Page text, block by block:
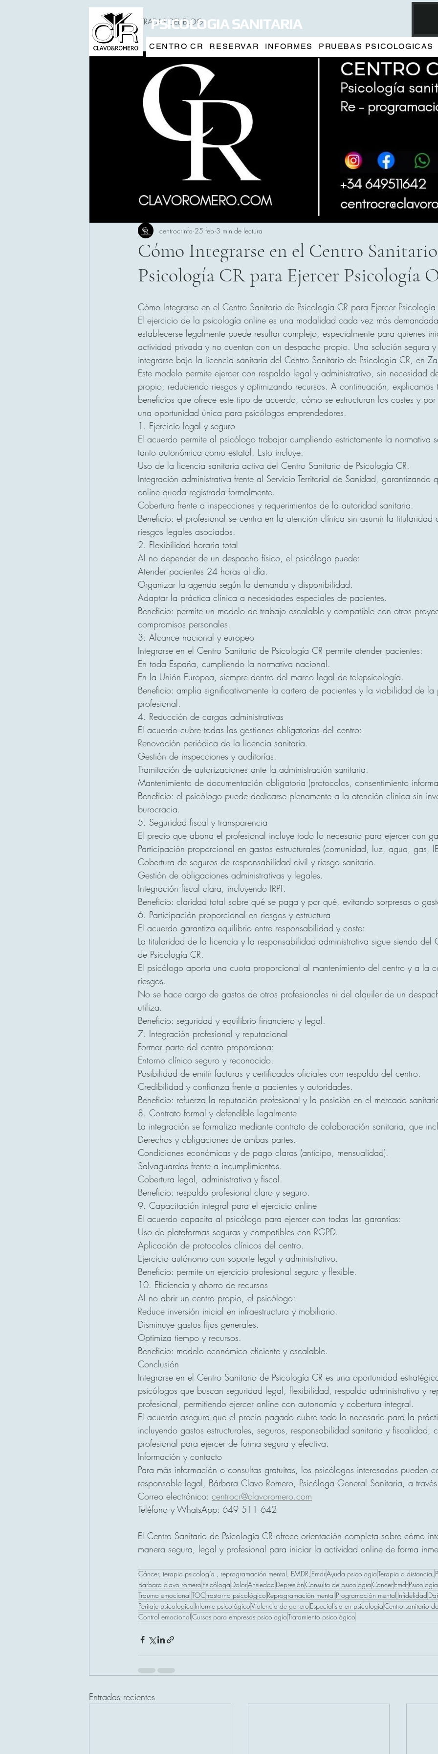
TODAS LAS ENTRADAS DEL BLOG
Cómo Integrarse en el Centro
Psicología CR para Ejercer Psicología
centrocrinfo 25 feb 3 min de lectura
Cómo Integrarse en el Centro Sanitario de Psicología CR para Ejercer
El ejercicio de la psicología online es una modalidad cada vez más
establecerse legalmente puede resultar complejo, especialmente para quienes
actividad privada y no cuentan con un despacho propio. Una solución segura y
integrarse bajo la licencia sanitaria del Centro Sanitario de Psicología CR, en
Este modelo permite ejercer con respaldo legal y administrativo, sin necesidad
propio, reduciendo riesgos y optimizando recursos. A continuación, explicamos
beneficios que ofrece este tipo de acuerdo, cómo se estructuran los costes y por
una oportunidad única para psicólogos emprendedores.
1. Ejercicio legal y seguro
El acuerdo permite al psicólogo trabajar cumpliendo estrictamente la normativa
tanto autonómica como estatal. Esto incluye:
Uso de la licencia sanitaria activa del Centro Sanitario de Psicología CR.
Integración administrativa frente al Servicio Territorial de Sanidad, garantizando
online queda registrada formalmente.
Cobertura frente a inspecciones y requerimientos de la autoridad sanitaria.
Beneficio: el profesional se centra en la atención clínica sin asumir la titularidad
riesgos legales asociados.
2. Flexibilidad horaria total
Al no depender de un despacho físico, el psicólogo puede:
Atender pacientes 24 horas al día.
Organizar la agenda según la demanda y disponibilidad.
Adaptar la práctica clínica a necesidades especiales de pacientes.
Beneficio: permite un modelo de trabajo escalable y compatible con otros
compromisos personales.
3. Alcance nacional y europeo
Integrarse en el Centro Sanitario de Psicología CR permite atender pacientes:
En toda España, cumpliendo la normativa nacional.
En la Unión Europea, siempre dentro del marco legal de telepsicología.
Beneficio: amplia significativamente la cartera de pacientes y la viabilidad de la
profesional.
4. Reducción de cargas administrativas
El acuerdo cubre todas las gestiones obligatorias del centro:
Renovación periódica de la licencia sanitaria.
Gestión de inspecciones y auditorías.
Tramitación de autorizaciones ante la administración sanitaria.
Mantenimiento de documentación obligatoria (protocolos, consentimiento
Beneficio: el psicólogo puede dedicarse plenamente a la atención clínica sin
burocracia.
5. Seguridad fiscal y transparencia
El precio que abona el profesional incluye todo lo necesario para ejercer con
Participación proporcional en gastos estructurales (comunidad, luz, agua, gas,
Cobertura de seguros de responsabilidad civil y riesgo sanitario.
Gestión de obligaciones administrativas y legales.
Integración fiscal clara, incluyendo IRPF.
Beneficio: claridad total sobre qué se paga y por qué, evitando sorpresas o
6. Participación proporcional en riesgos y estructura
El acuerdo garantiza equilibrio entre responsabilidad y coste:
La titularidad de la licencia y la responsabilidad administrativa sigue siendo del
de Psicología CR.
El psicólogo aporta una cuota proporcional al mantenimiento del centro y a la
riesgos.
No se hace cargo de gastos de otros profesionales ni del alquiler de un
utiliza.
Beneficio: seguridad y equilibrio financiero y legal.
7. Integración profesional y reputacional
Formar parte del centro proporciona:
Entorno clínico seguro y reconocido.
Posibilidad de emitir facturas y certificados oficiales con respaldo del centro.
Credibilidad y confianza frente a pacientes y autoridades.
Beneficio: refuerza la reputación profesional y la posición en el mercado
8. Contrato formal y defendible legalmente
La integración se formaliza mediante contrato de colaboración sanitaria, que
Derechos y obligaciones de ambas partes.
Condiciones económicas y de pago claras (anticipo, mensualidad).
Salvaguardas frente a incumplimientos.
Cobertura legal, administrativa y fiscal.
Beneficio: respaldo profesional claro y seguro.
9. Capacitación integral para el ejercicio online
El acuerdo capacita al psicólogo para ejercer con todas las garantías:
Uso de plataformas seguras y compatibles con RGPD.
Aplicación de protocolos clínicos del centro.
Ejercicio autónomo con soporte legal y administrativo.
Beneficio: permite un ejercicio profesional seguro y flexible.
10. Eficiencia y ahorro de recursos
Al no abrir un centro propio, el psicólogo:
Reduce inversión inicial en infraestructura y mobiliario.
Disminuye gastos fijos generales.
Optimiza tiempo y recursos.
Beneficio: modelo económico eficiente y escalable.
Conclusión
Integrarse en el Centro Sanitario de Psicología CR es una oportunidad
psicólogos que buscan seguridad legal, flexibilidad, respaldo administrativo y
profesional, permitiendo ejercer online con autonomía y cobertura integral.
El acuerdo asegura que el precio pagado cubre todo lo necesario para la
incluyendo gastos estructurales, seguros, responsabilidad sanitaria y fiscalidad,
profesional para ejercer de forma segura y efectiva.
Información y contacto
Para más información o consultas gratuitas, los psicólogos interesados pueden
responsable legal, Bárbara Clavo Romero, Psicóloga General Sanitaria, a
Correo electrónico: centrocr@clavoromero.com
Teléfono y WhatsApp: 649 511 642
El Centro Sanitario de Psicología CR ofrece orientación completa sobre cómo
manera segura, legal y profesional para iniciar la actividad online de forma
Cáncer, terapia psicología , reprogramación mental, EMDR, EmdrAyuda psicologiaTerapia a distancia,
Barbara clavo romero Psicóloga DolorAnsiedad DepresiónConsulta de psicologiaCancerEmdt
Trauma emocionalTOCtrastorno psicológico Reprogramación mental Programación mental Infidelidad
Peritaje psicologico Informe psicológicoViolencia de genero Especialista en psicologíaCentro sanitario
Control emocionalCursos para empresas psicologíaTratamiento psicológico
Entradas recientes
CENTRO CR RESERVAR INFORMES PRUEBAS PSICOLOGICAS
PSICOLOGIA SANITARIA